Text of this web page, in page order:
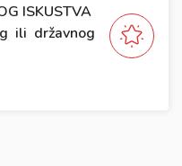
ISKUSTVA
ili državnog